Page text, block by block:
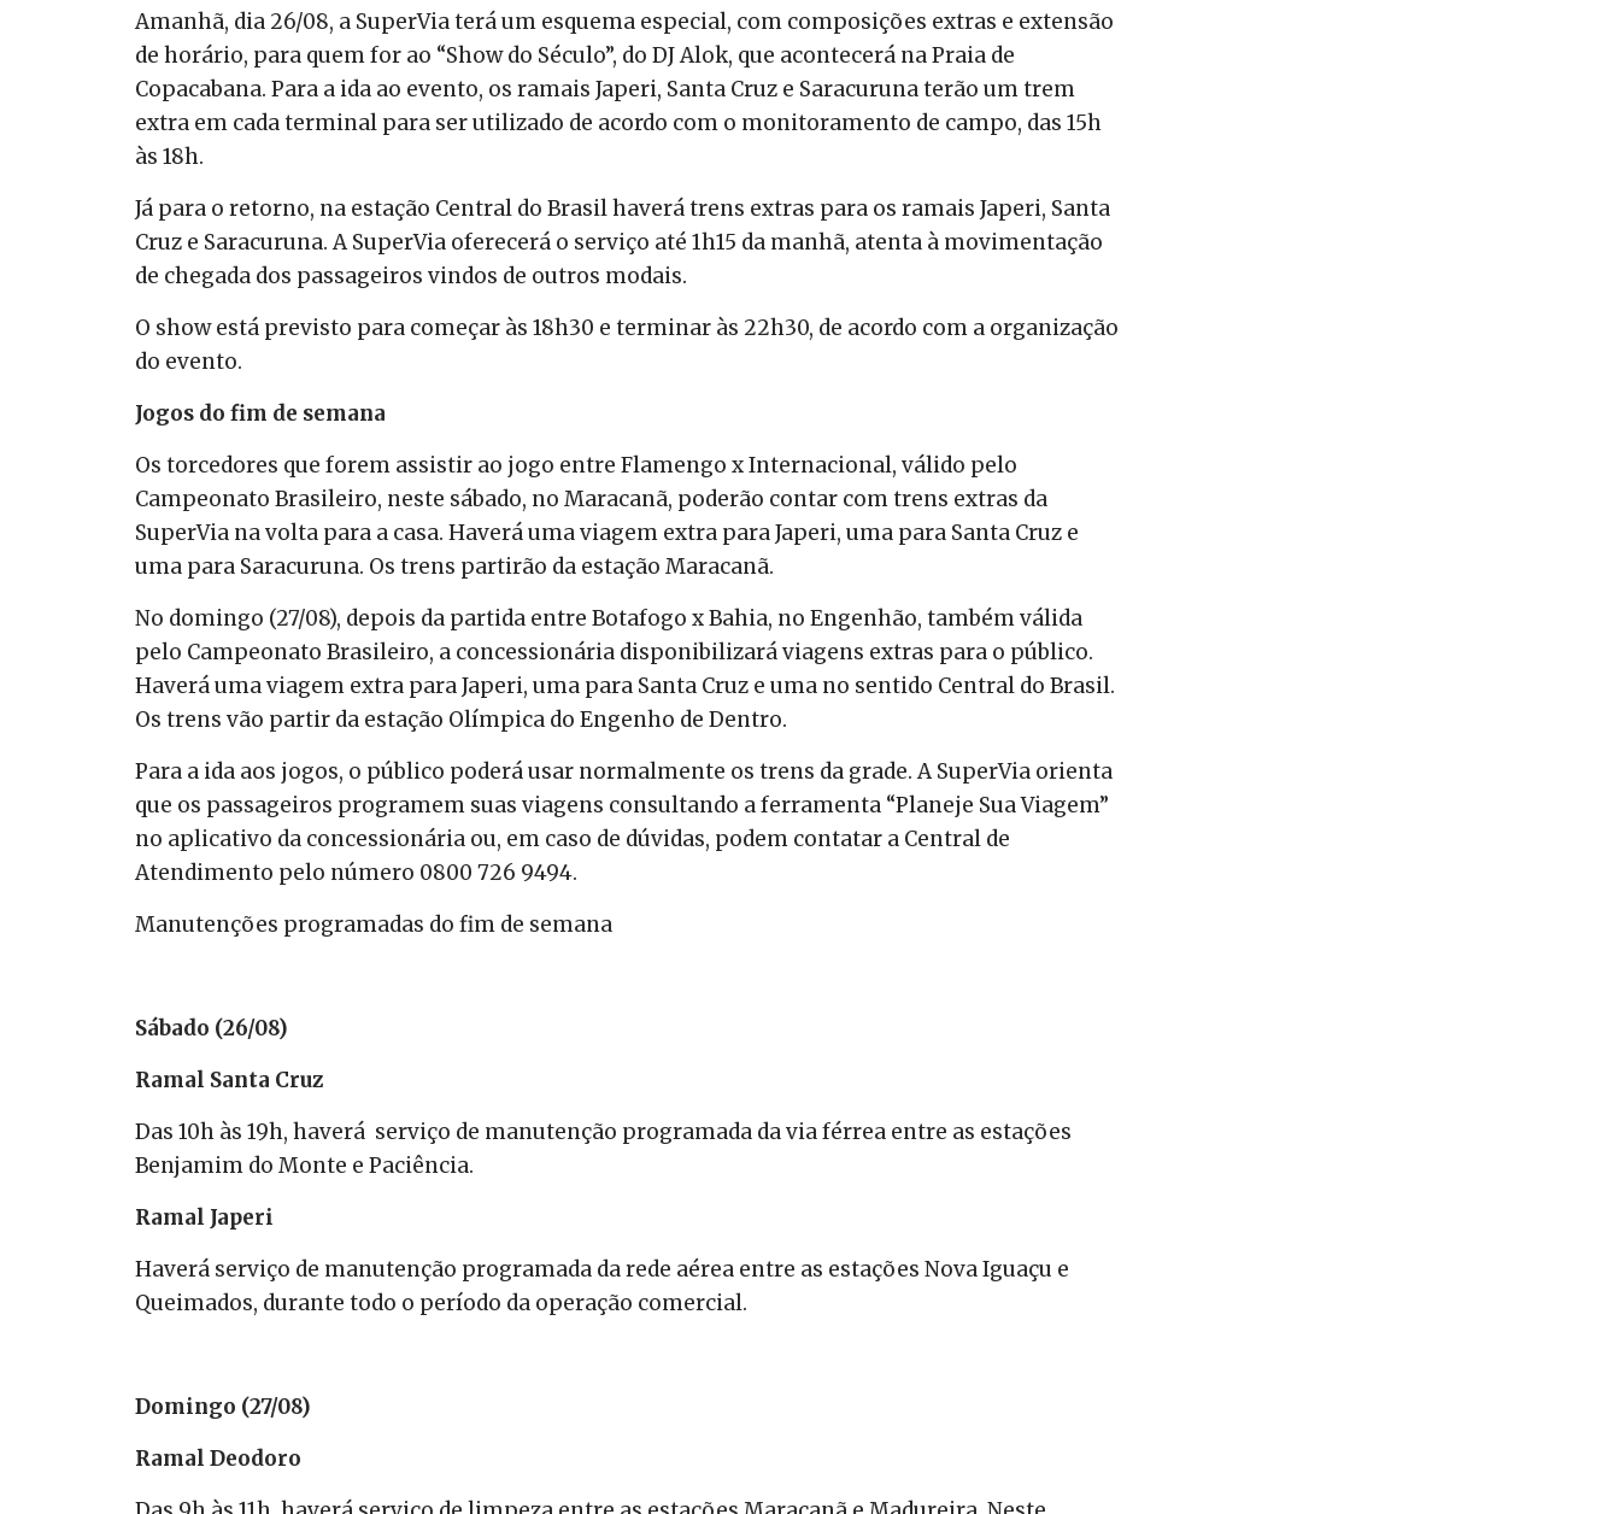
Amanhã, dia 26/08, a SuperVia terá um esquema especial, com composições extras e extensão
de horário, para quem for ao “Show do Século”, do DJ Alok, que acontecerá na Praia de
Copacabana. Para a ida ao evento, os ramais Japeri, Santa Cruz e Saracuruna terão um trem
extra em cada terminal para ser utilizado de acordo com o monitoramento de campo, das 15h
às 18h.
Já para o retorno, na estação Central do Brasil haverá trens extras para os ramais Japeri, Santa
Cruz e Saracuruna. A SuperVia oferecerá o serviço até 1h15 da manhã, atenta à movimentação
de chegada dos passageiros vindos de outros modais.
O show está previsto para começar às 18h30 e terminar às 22h30, de acordo com a organização
do evento.
Jogos do fim de semana
Os torcedores que forem assistir ao jogo entre Flamengo x Internacional, válido pelo
Campeonato Brasileiro, neste sábado, no Maracanã, poderão contar com trens extras da
SuperVia na volta para a casa. Haverá uma viagem extra para Japeri, uma para Santa Cruz e
uma para Saracuruna. Os trens partirão da estação Maracanã.
No domingo (27/08), depois da partida entre Botafogo x Bahia, no Engenhão, também válida
pelo Campeonato Brasileiro, a concessionária disponibilizará viagens extras para o público.
Haverá uma viagem extra para Japeri, uma para Santa Cruz e uma no sentido Central do Brasil.
Os trens vão partir da estação Olímpica do Engenho de Dentro.
Para a ida aos jogos, o público poderá usar normalmente os trens da grade. A SuperVia orienta
que os passageiros programem suas viagens consultando a ferramenta “Planeje Sua Viagem”
no aplicativo da concessionária ou, em caso de dúvidas, podem contatar a Central de
Atendimento pelo número 0800 726 9494.
Manutenções programadas do fim de semana
Sábado (26/08)
Ramal Santa Cruz
Das 10h às 19h, haverá serviço de manutenção programada da via férrea entre as estações
Benjamim do Monte e Paciência.
Ramal Japeri
Haverá serviço de manutenção programada da rede aérea entre as estações Nova Iguaçu e
Queimados, durante todo o período da operação comercial.
Domingo (27/08)
Ramal Deodoro